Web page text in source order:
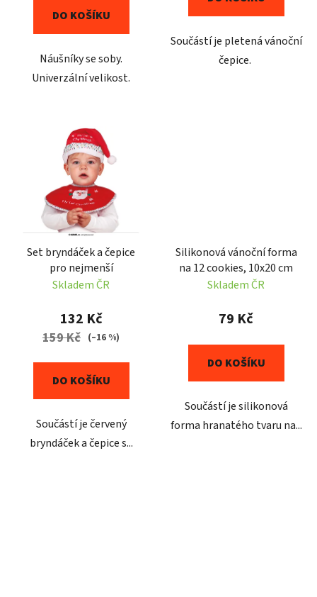
DO KOŠÍKU
Náušníky se soby.
Univerzální velikost.
Součástí je pletená vánoční
čepice.
Set bryndáček a čepice
pro nejmenší
Skladem ČR
132 Kč
159 Kč (–16 %)
DO KOŠÍKU
Součástí je červený
bryndáček a čepice s...
Silikonová vánoční forma
na 12 cookies, 10x20 cm
Skladem ČR
79 Kč
DO KOŠÍKU
Součástí je silikonová
forma hranatého tvaru na...